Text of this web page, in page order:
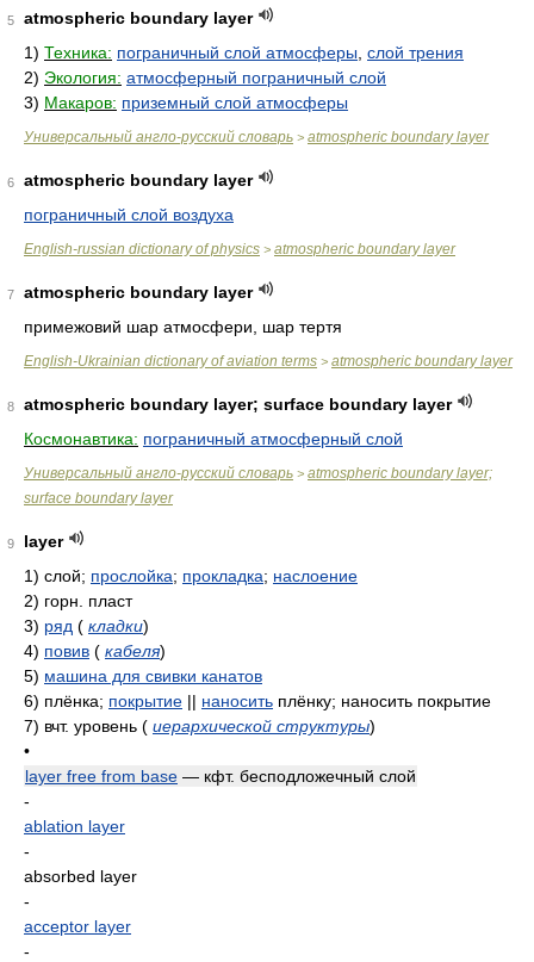
5
atmospheric boundary layer
1) Техника: пограничный слой атмосферы слой трения
2) Экология: атмосферный пограничный слой
3) Макаров: приземный слой атмосферы
Универсальный англо-русский словарь > atmospheric boundary layer
6
atmospheric boundary layer
пограничный слой воздуха
English-russian dictionary of physics > atmospheric boundary layer
7
atmospheric boundary layer
примежовий шар атмосфери, шар тертя
English-Ukrainian dictionary of aviation terms > atmospheric boundary layer
8
atmospheric boundary layer; surface boundary layer
Космонавтика: пограничный атмосферный слой
Универсальный англо-русский словарь > atmospheric boundary layer;
surface boundary layer
9
layer
1) слой; прослойка; прокладка; наслоение
2) горн. пласт
3) ряд ( кладки)
4) повив ( кабеля)
5) машина для свивки канатов
6) плёнка; покрытие || наносить плёнку; наносить покрытие
7) вчт. уровень ( иерархической структуры)
•
layer free from base — кфт. бесподложечный слой
-
ablation layer
-
absorbed layer
-
acceptor layer
-